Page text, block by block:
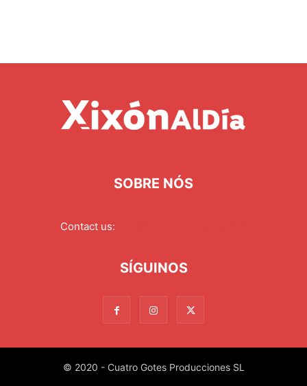
SOBRE NÓS
Contact us:
SÍGUINOS
© 2020 - Cuatro Gotes Producciones SL